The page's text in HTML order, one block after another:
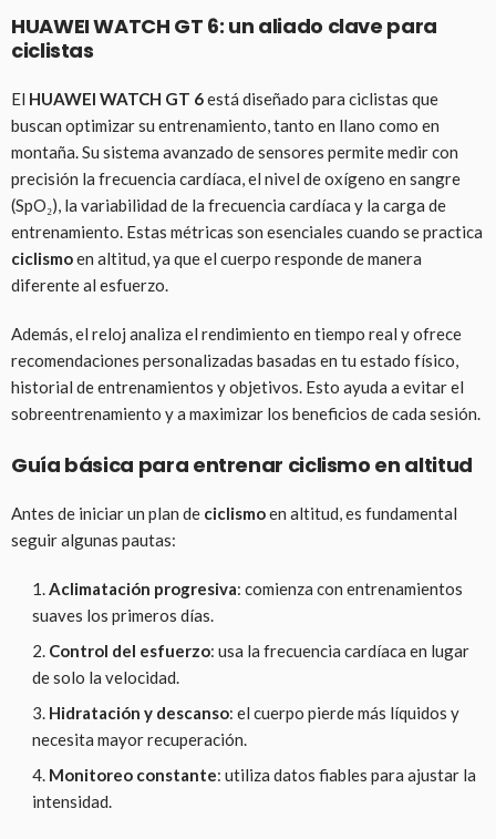
HUAWEI WATCH GT 6: un aliado clave para
ciclistas
El HUAWEI WATCH GT 6está diseñado para ciclistas que
buscan optimizar su entrenamiento, tanto en llano como en
montaña. Su sistema avanzado de sensores permite medir con
precisión la frecuencia cardíaca, el nivel de oxígeno en sangre
(SpO₂), la variabilidad de la frecuencia cardíaca y la carga de
entrenamiento. Estas métricas son esenciales cuando se practica
ciclismoen altitud, ya que el cuerpo responde de manera
diferente al esfuerzo.
Además, el reloj analiza el rendimiento en tiempo real y ofrece
recomendaciones personalizadas basadas en tu estado físico,
historial de entrenamientos y objetivos. Esto ayuda a evitar el
sobreentrenamiento y a maximizar los beneficios de cada sesión.
Guía básica para entrenar ciclismo en altitud
Antes de iniciar un plan de ciclismoen altitud, es fundamental
seguir algunas pautas:
Aclimatación progresiva: comienza con entrenamientos
suaves los primeros días.
Control del esfuerzo: usa la frecuencia cardíaca en lugar
de solo la velocidad.
Hidratación y descanso: el cuerpo pierde más líquidos y
necesita mayor recuperación.
Monitoreo constante: utiliza datos fiables para ajustar la
intensidad.